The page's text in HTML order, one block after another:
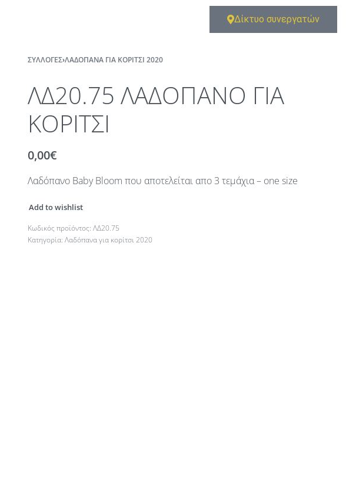
Δίκτυο συνεργατών
ΣΥΛΛΟΓΈΣ›ΛΑΔΌΠΑΝΑ ΓΙΑ ΚΟΡΊΤΣΙ 2020
ΛΔ20.75 ΛΑΔΟΠΑΝΟ ΓΙΑ
ΚΟΡΙΤΣΙ
0,00€
Λαδόπανο Baby Bloom που αποτελείται απο 3 τεμάχια – one size
Add to wishlist
ΛΔ20.75
Κατηγορία:Λαδόπανα για κορίτσι 2020